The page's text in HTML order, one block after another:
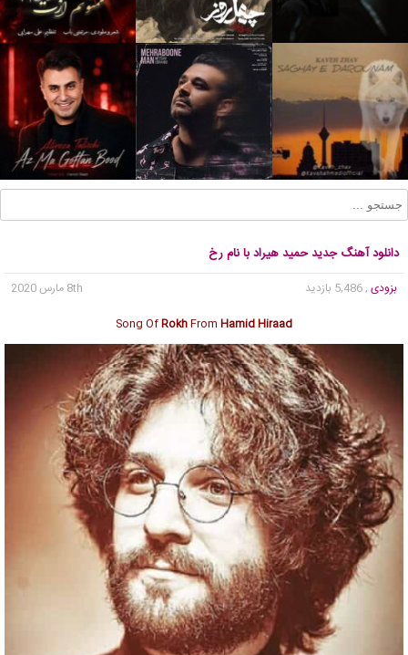
دانلود آهنگ جدید حمید هیراد با نام رخ
بزودی , 5,486 بازدید
8th مارس 2020
Song OfRokhFrom Hamid Hiraad